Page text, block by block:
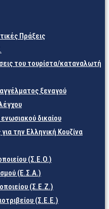
Πράξεις
του τουρίστα/καταναλωτή
ξεναγού
δικαίου
την Ελληνική Κουζίνα
(Σ.Ε.Ο.)
(Ε.Σ.Α.)
(Σ.Ε.Ζ.)
(Σ.Ε.Ε.)